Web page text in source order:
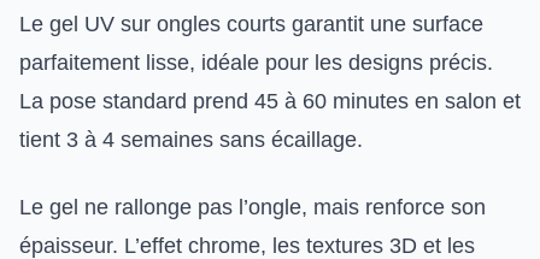
Le gel UV sur ongles courts garantit une surface
parfaitement lisse, idéale pour les designs précis.
La pose standard prend 45 à 60 minutes en salon et
tient 3 à 4 semaines sans écaillage.
Le gel ne rallonge pas l’ongle, mais renforce son
épaisseur. L’effet chrome, les textures 3D et les